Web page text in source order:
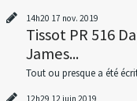
14h20 17 nov. 2019
Tissot PR 516
James...
Tout ou presque a été